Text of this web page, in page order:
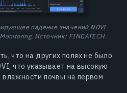
падение значений NDVI
Источник: FINCATECH.
что на других полях не было
что указывает на высокую
почвы на первом